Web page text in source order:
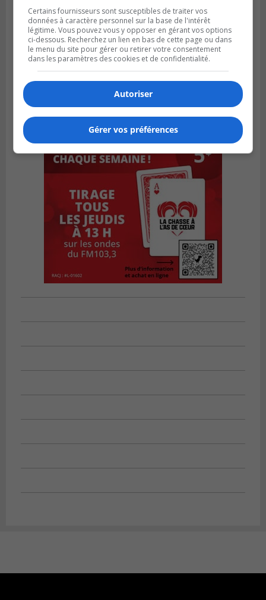
Certains fournisseurs sont susceptibles de traiter vos
données à caractère personnel sur la base de l'intérêt
légitime. Vous pouvez vous y opposer en gérant vos options
ci-dessous. Recherchez un lien en bas de cette page ou dans
le menu du site pour gérer ou retirer votre consentement
dans les paramètres des cookies et de confidentialité.
Autoriser
Gérer vos préférences